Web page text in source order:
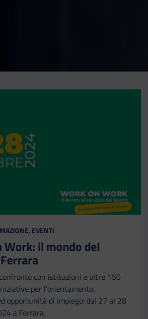
EVENTI
Work: il mondo del
con istituzioni e oltre 150
per l’orientamento,
opportunità di impiego: dal 27 al 28
a Ferrara.